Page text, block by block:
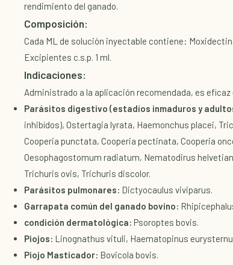
rendimiento del ganado.
Composición:
Cada ML de solución inyectable contiene:
Excipientes c.s.p. 1 ml.
Indicaciones:
Administrado a la aplicación recomendada, es
Parásitos digestivo (estadíos inmaduros y
inhibídos), Ostertagia lyrata, Haemonchus placei,
Cooperia punctata, Cooperia pectinata, Cooperia
Oesophagostomum radiatum, Nematodirus
Trichuris ovis, Trichuris discolor.
Parásitos pulmonares: Dictyocaulus viviparus.
Garrapata común del ganado bovino:
condición dermatológica: Psoroptes bovis.
Piojos: Linognathus vituli, Haematopinus
Piojo Masticador: Bovicola bovis.